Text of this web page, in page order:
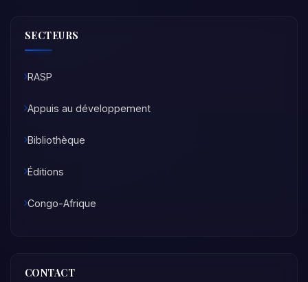
SECTEURS
RASP
Appuis au développement
Bibliothèque
Éditions
Congo-Afrique
CONTACT